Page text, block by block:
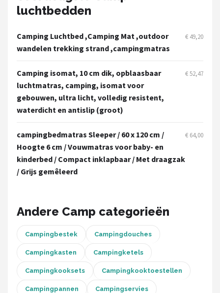
LifeGoods
Bo-Camp
NOMAD
Campingaz
Gimeg
Quechua
Alle merken →
luchtbedden
Camping Luchtbed ,Camping Mat ,outdoor
wandelen trekking strand ,campingmatras
€ 49,20
Camping isomat, 10 cm dik, opblaasbaar
luchtmatras, camping, isomat voor
gebouwen, ultra licht, volledig resistent,
waterdicht en antislip (groot)
€ 52,47
campingbedmatras Sleeper / 60 x 120 cm /
Hoogte 6 cm / Vouwmatras voor baby- en
kinderbed / Compact inklapbaar / Met draagzak
/ Grijs gemêleerd
€ 64,00
Andere Camp categorieën
Campingbestek Campingdouches
Campingkasten Campingketels
Campingkooksets Campingkooktoestellen
Campingpannen Campingservies